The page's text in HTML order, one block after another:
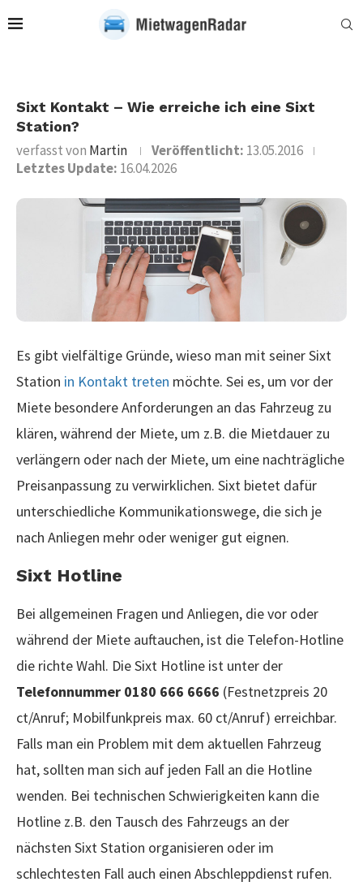
Sixt Kontakt – Wie erreiche ich eine Sixt
Station?
verfasst von Martin Veröffentlicht: 13.05.2016
Letztes Update: 16.04.2026
Es gibt vielfältige Gründe, wieso man mit seiner Sixt
Station in Kontakt treten möchte. Sei es, um vor der
Miete besondere Anforderungen an das Fahrzeug zu
klären, während der Miete, um z.B. die Mietdauer zu
verlängern oder nach der Miete, um eine nachträgliche
Preisanpassung zu verwirklichen. Sixt bietet dafür
unterschiedliche Kommunikationswege, die sich je
nach Anliegen mehr oder weniger gut eignen.
Sixt Hotline
Bei allgemeinen Fragen und Anliegen, die vor oder
während der Miete auftauchen, ist die Telefon-Hotline
die richte Wahl. Die Sixt Hotline ist unter der
Telefonnummer 0180 666 6666 (Festnetzpreis 20
ct/Anruf; Mobilfunkpreis max. 60 ct/Anruf) erreichbar.
Falls man ein Problem mit dem aktuellen Fahrzeug
hat, sollten man sich auf jeden Fall an die Hotline
wenden. Bei technischen Schwierigkeiten kann die
Hotline z.B. den Tausch des Fahrzeugs an der
nächsten Sixt Station organisieren oder im
schlechtesten Fall auch einen Abschleppdienst rufen.